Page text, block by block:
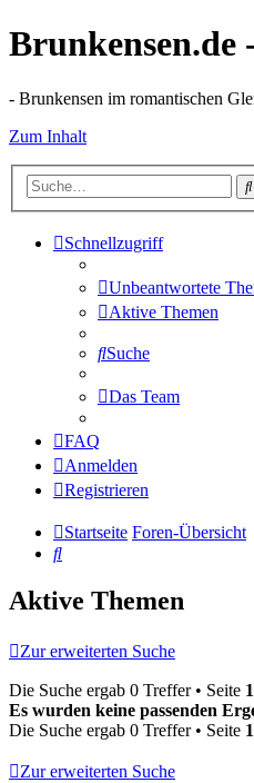
Brunkensen.de
- Brunkensen im romantischen
Zum Inhalt
Schnellzugriff
Unbeantwortete
Aktive Themen
Suche
Das Team
FAQ
Anmelden
Registrieren
Startseite Foren-Übersicht
Suche
Aktive Themen
Zur erweiterten Suche
Die Suche ergab 0 Treffer • Seite 1
Es wurden keine passenden
Die Suche ergab 0 Treffer • Seite 1
Zur erweiterten Suche